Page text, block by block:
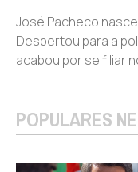
José Pacheco
Despertou para a
acabou por se filiar
POPULARES